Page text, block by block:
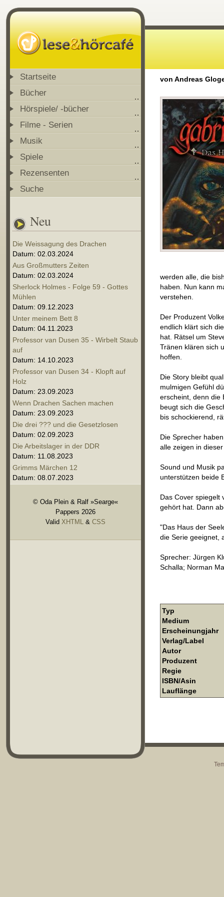
Startseite
Bücher
Hörspiele/ -bücher
Filme - Serien
Musik
Spiele
Rezensenten
Suche
Neu
Die Weissagung des Drachen
Datum: 02.03.2024
Aus Großmutters Zeiten
Datum: 02.03.2024
Sherlock Holmes - Folge 59 - Gottes
Mühlen
Datum: 09.12.2023
Unter meinem Bett 8
Datum: 04.11.2023
Professor van Dusen 35 - Wirbelt Staub
auf
Datum: 14.10.2023
Professor van Dusen 34 - Klopft auf
Holz
Datum: 23.09.2023
Wenn Drachen Sachen machen
Datum: 23.09.2023
Die drei ??? und die Gesetzlosen
Datum: 02.09.2023
Die Arbeitslager in der DDR
Datum: 11.08.2023
Grimms Märchen 12
Datum: 08.07.2023
© Oda Plein & Ralf »Searge«
Pappers 2026
Valid XHTML & CSS
von Andreas
werden alle, die
haben. Nun kann
verstehen.
Der Produzent
endlich klärt sich
hat. Rätsel um
Tränen klären sich
hoffen.
Die Story bleibt
mulmigen Gefühl
erscheint, denn die
beugt sich die
bis schockierend,
Die Sprecher
alle zeigen in
Sound und Musik
unterstützen beide
Das Cover spiegelt
gehört hat. Dann
"Das Haus der
die Serie geeignet,
Sprecher: Jürgen
Schalla; Norman
Typ
Medium
Erscheinungjahr
Verlag/Label
Autor
Produzent
Regie
ISBN/Asin
Lauflänge